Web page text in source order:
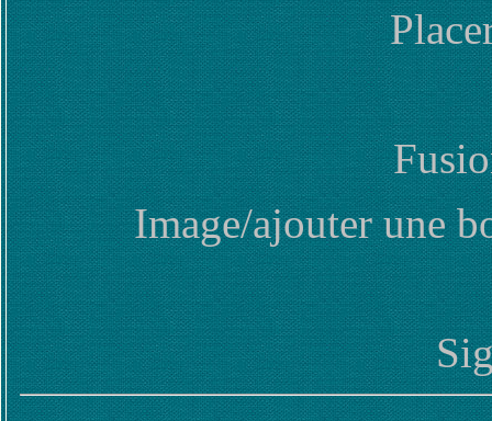
Image/ajouter une